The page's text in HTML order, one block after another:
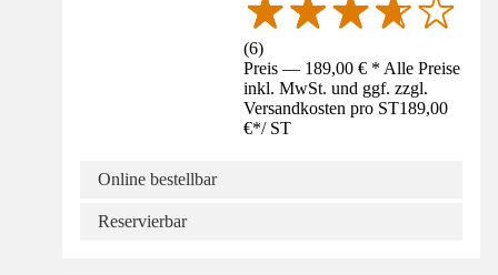
(6)
Preis — 189,00 € * Alle Preise
inkl. MwSt. und ggf. zzgl.
Versandkosten pro ST189,00
€*/ ST
Online bestellbar
Reservierbar